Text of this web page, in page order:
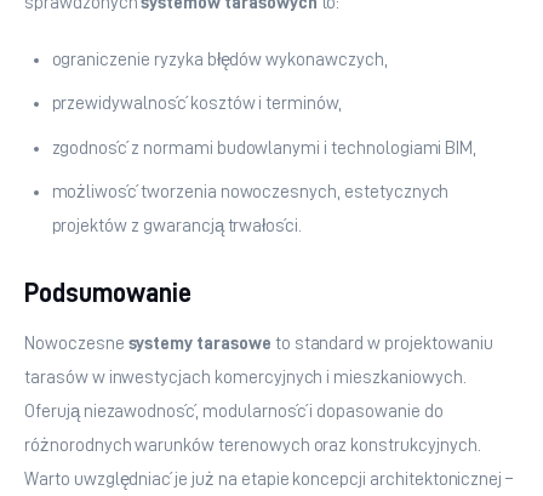
ograniczenie ryzyka błędów wykonawczych,
przewidywalność kosztów i terminów,
zgodność z normami budowlanymi i technologiami BIM,
możliwość tworzenia nowoczesnych, estetycznych
projektów z gwarancją trwałości.
Podsumowanie
Nowoczesne systemy tarasowe to standard w projektowaniu
tarasów w inwestycjach komercyjnych i mieszkaniowych.
Oferują niezawodność, modularność i dopasowanie do
różnorodnych warunków terenowych oraz konstrukcyjnych.
Warto uwzględniać je już na etapie koncepcji architektonicznej –